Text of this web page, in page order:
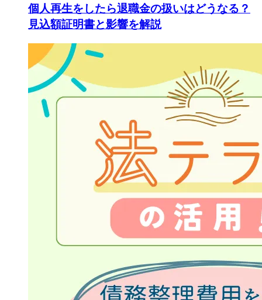
個人再生をしたら退職金の扱いはどうなる？
見込額証明書と影響を解説